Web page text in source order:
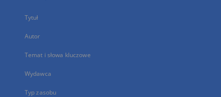
Tytuł
Autor
Temat i słowa kluczowe
Wydawca
Typ zasobu